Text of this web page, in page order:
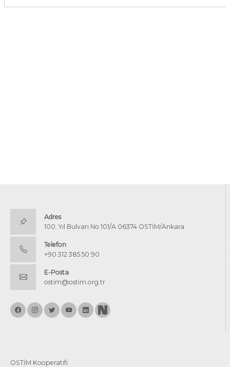
Adres
100. Yıl Bulvarı No:101/A 06374 OSTİM/Ankara
Telefon
+90 312 385 50 90
E-Posta
ostim@ostim.org.tr
OSTİM Kooperatifi